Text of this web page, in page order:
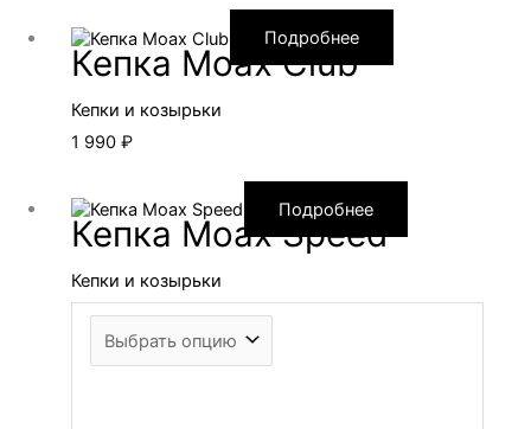
Подробнее
Кепка Moax Club
Кепки и козырьки
1 990 ₽
Подробнее
Кепка Moax Speed
Кепки и козырьки